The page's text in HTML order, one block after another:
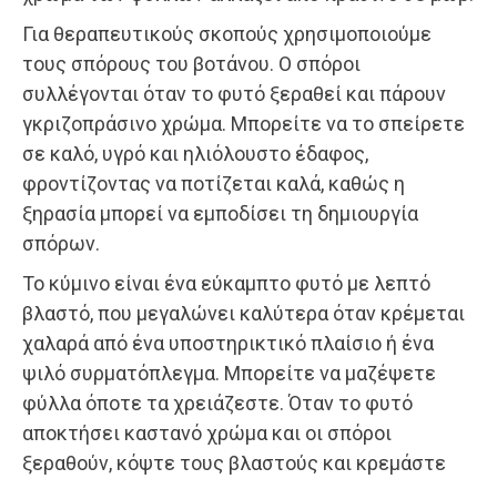
Για θεραπευτικούς σκοπούς χρησιμοποιούμε
τους σπόρους του βοτάνου. Ο σπόροι
συλλέγονται όταν το φυτό ξεραθεί και πάρουν
γκριζοπράσινο χρώμα. Μπορείτε να το σπείρετε
σε καλό, υγρό και ηλιόλουστο έδαφος,
φροντίζοντας να ποτίζεται καλά, καθώς η
ξηρασία μπορεί να εμποδίσει τη δημιουργία
σπόρων.
Το κύμινο είναι ένα εύκαμπτο φυτό με λεπτό
βλαστό, που μεγαλώνει καλύτερα όταν κρέμεται
χαλαρά από ένα υποστηρικτικό πλαίσιο ή ένα
ψιλό συρματόπλεγμα. Μπορείτε να μαζέψετε
φύλλα όποτε τα χρειάζεστε. Όταν το φυτό
αποκτήσει καστανό χρώμα και οι σπόροι
ξεραθούν, κόψτε τους βλαστούς και κρεμάστε